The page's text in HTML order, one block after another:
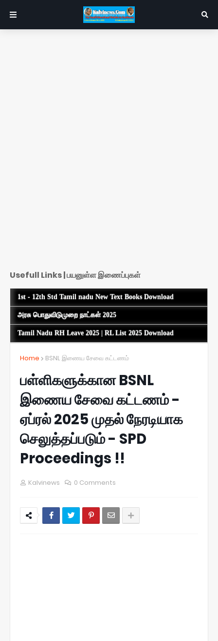
Usefull Links | பயனுள்ள இணைப்புகள்
1st - 12th Std Tamil nadu New Text Books Download
அரசு பொதுவிடுமுறை நாட்கள் 2025
Tamil Nadu RH Leave 2025 | RL List 2025 Download
Home BSNL இணைய சேவை கட்டணம்
பள்ளிகளுக்கான BSNL
இணைய சேவை கட்டணம் -
ஏப்ரல் 2025 முதல் நேரடியாக
செலுத்தப்படும் - SPD
Proceedings !!
Kalvinews 0 Comments